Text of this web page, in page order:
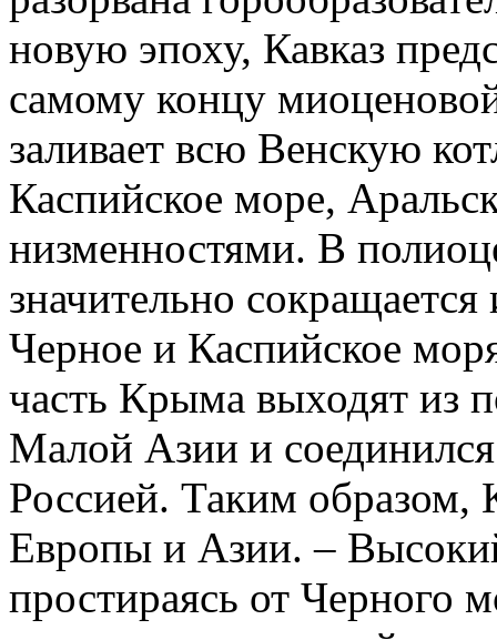
новую эпоху, Кавказ
самому концу
заливает всю Венскую
Каспийское море,
низменностями. В
значительно сокращается
Черное и Каспийское
часть Крыма выходят из
Ма­лой Азии и
Россией. Таким образом,
Европы и Азии. –
простираясь от Черного